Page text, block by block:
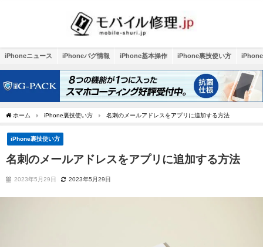
iPhoneニュース iPhoneバグ情報 iPhone基本操作 iPhone裏技使い方
ホーム iPhone裏技使い方 名刺のメールアドレスをアプリに追加する方法
iPhone裏技使い方
名刺のメールアドレスをアプリに追加する方法
2023年5月29日 2023年5月29日